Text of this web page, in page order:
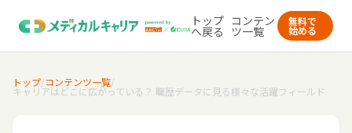
トップ
へ戻る
コンテン
ツ一覧
無料で
始める
トップ/コンテンツ一覧/
キャリアはどこに広がっている？ 職歴データに見る様々な活躍フィールド